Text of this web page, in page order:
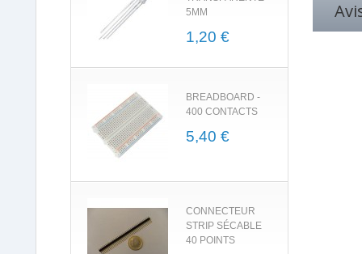
5MM
1,20 €
BREADBOARD -
400 CONTACTS
5,40 €
CONNECTEUR
STRIP SÉCABLE
40 POINTS